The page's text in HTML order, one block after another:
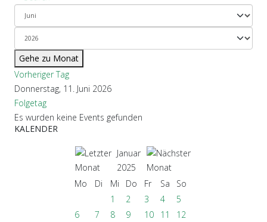
Gehe zu Monat
Vorheriger Tag
Donnerstag, 11. Juni 2026
Folgetag
Es wurden keine Events gefunden
KALENDER
Januar
2025
Mo
Di Mi Do Fr Sa
So
1
2 3 4
5
6
7 8 9 10 11
12